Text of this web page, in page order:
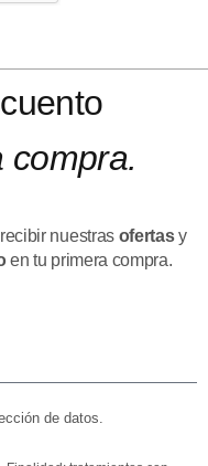
compra.
nuestras ofertasy
en tu primera compra.
de datos.